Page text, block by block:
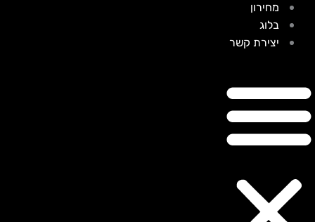
מחירון
בלוג
יצירת קשר